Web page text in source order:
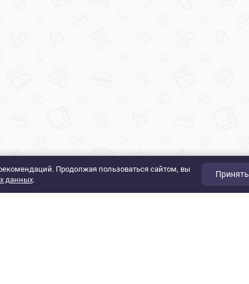
Продолжая пользоваться сайтом, вы
данных.
Принять